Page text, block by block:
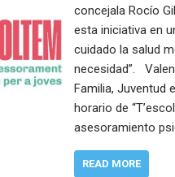
concejala Rocío
esta iniciativa en
cuidado la salud
necesidad”.
Familia, Juventud
horario de
asesoramiento
READ MORE